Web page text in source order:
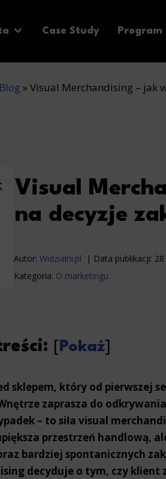
Case Study Program
Blog »Visual Merchandising – jak
Visual
na decyzje
Autor:Widzialni.pl Data publikacji:
Kategoria: O marketingu
Pokaż]
sklepem, który od pierwszej
zaprasza do
– to siła visual
przestrzeń handlową,
bardziej spontanicznych
decyduje o tym, czy klient